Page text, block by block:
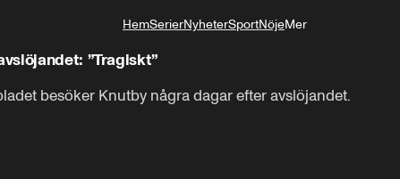
HemSerierNyheterSportNöjeMer
”Tragiskt”
besöker Knutby några dagar efter avslöjandet.